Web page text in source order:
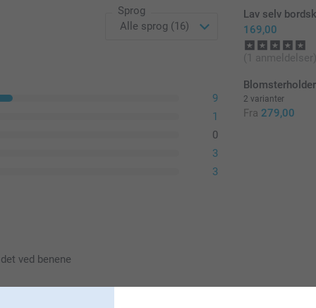
Sprog
9
1
0
3
3
ved benene
Lav selv
169,00
(1
2 varianter
Fra 279,00